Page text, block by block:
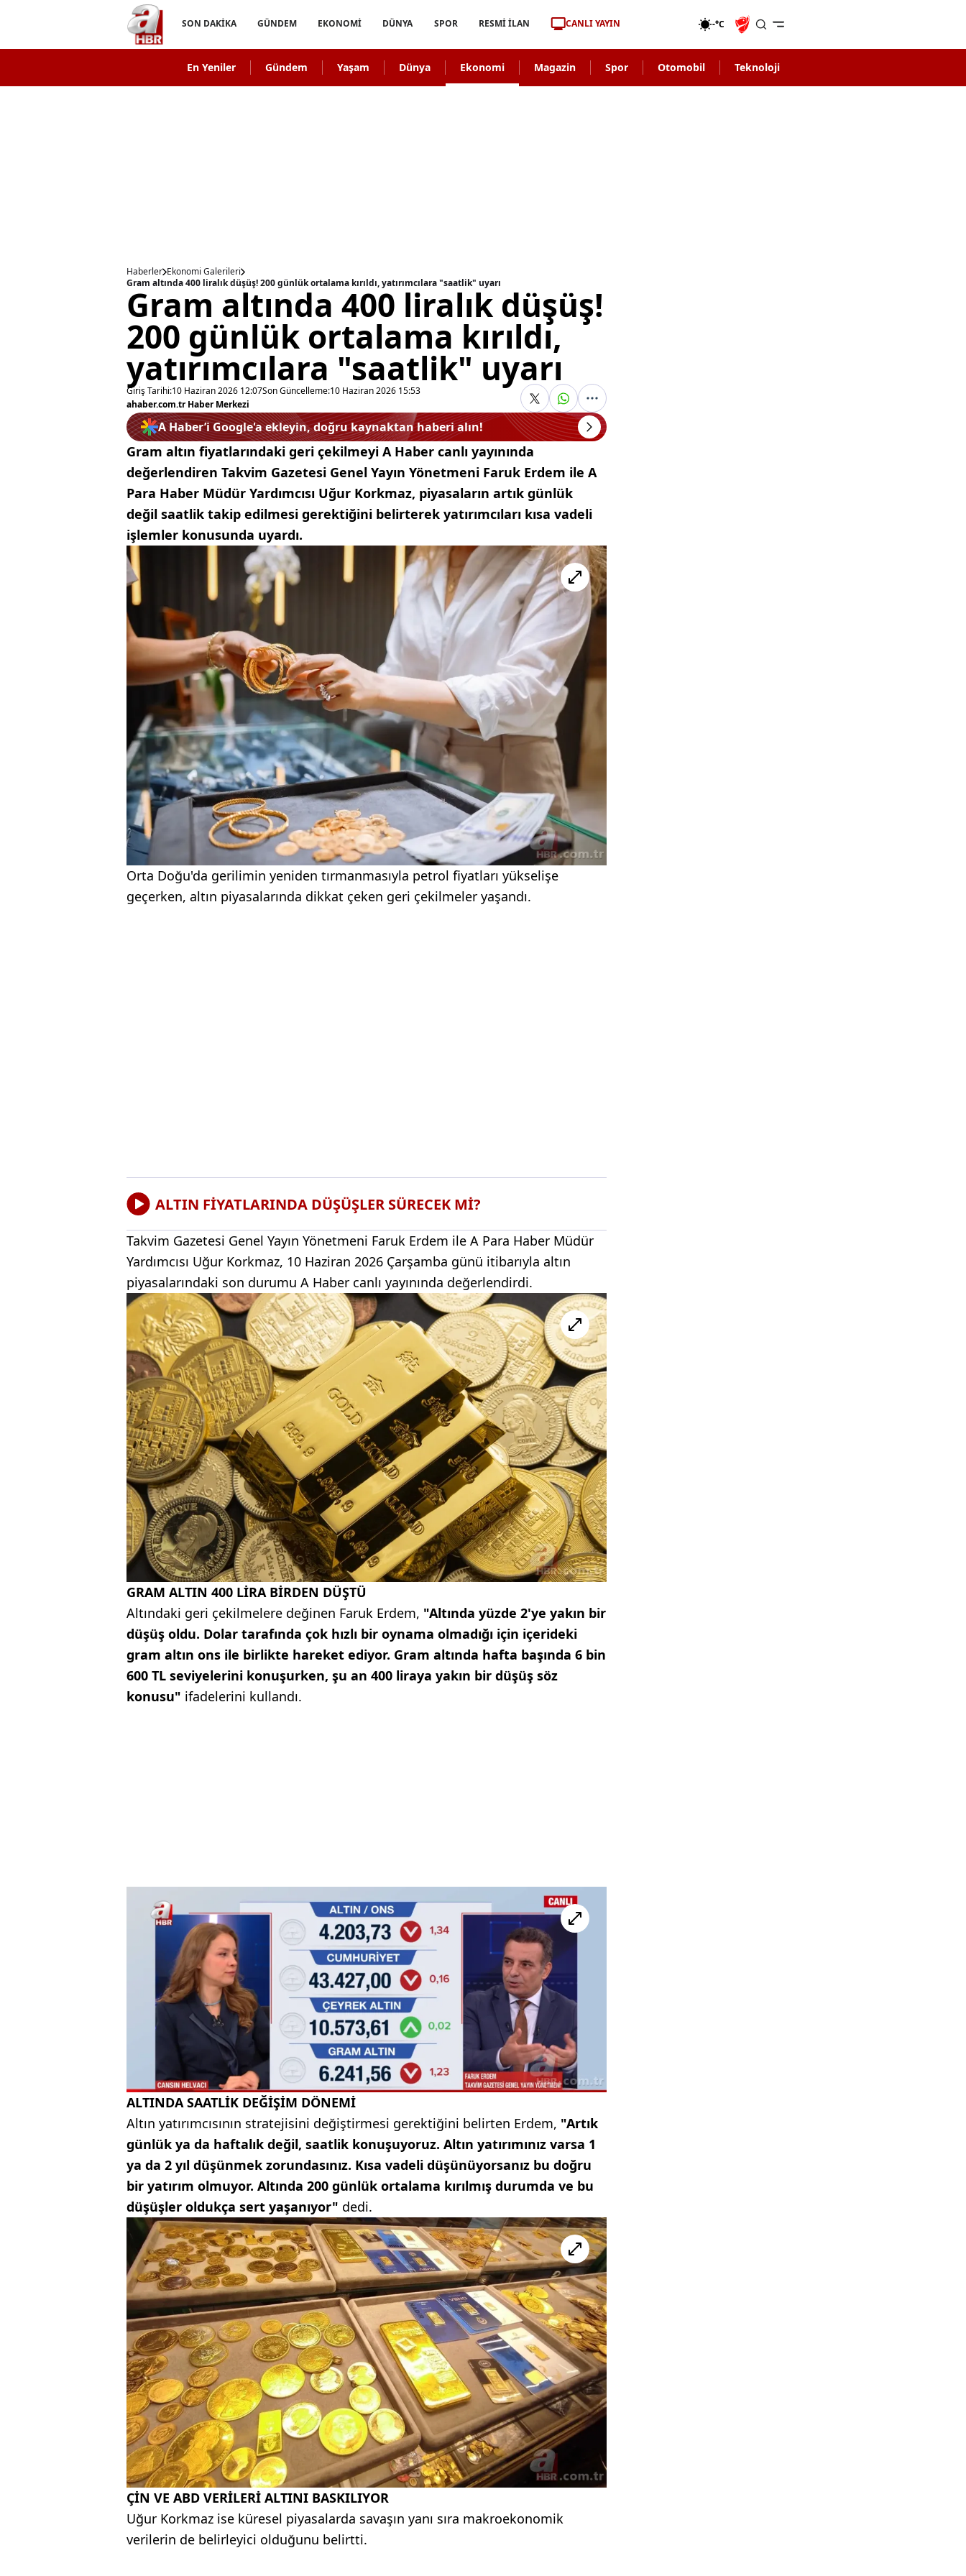
SON DAKİKA GÜNDEM EKONOMİ DÜNYA SPOR RESMİ İLAN CANLI YAYIN -°C
En Yeniler Gündem Yaşam Dünya Ekonomi Magazin Spor Otomobil Teknoloji
Haberler Ekonomi Galerileri
Gram altında 400 liralık düşüş! 200 günlük ortalama kırıldı, yatırımcılara "saatlik" uyarı
Gram altında 400 liralık düşüş!
200 günlük ortalama kırıldı,
yatırımcılara "saatlik" uyarı
Giriş Tarihi:10 Haziran 2026 12:07Son Güncelleme:10 Haziran 2026 15:53
ahaber.com.tr Haber Merkezi
A Haber’i Google'a ekleyin, doğru kaynaktan haberi alın!
Gram altın fiyatlarındaki geri çekilmeyi A Haber canlı yayınında
değerlendiren Takvim Gazetesi Genel Yayın Yönetmeni Faruk Erdem ile A
Para Haber Müdür Yardımcısı Uğur Korkmaz, piyasaların artık günlük
değil saatlik takip edilmesi gerektiğini belirterek yatırımcıları kısa vadeli
işlemler konusunda uyardı.
Orta Doğu'da gerilimin yeniden tırmanmasıyla petrol fiyatları yükselişe
geçerken, altın piyasalarında dikkat çeken geri çekilmeler yaşandı.
ALTIN FİYATLARINDA DÜŞÜŞLER SÜRECEK Mİ?
Takvim Gazetesi Genel Yayın Yönetmeni Faruk Erdem ile A Para Haber Müdür
Yardımcısı Uğur Korkmaz, 10 Haziran 2026 Çarşamba günü itibarıyla altın
piyasalarındaki son durumu A Haber canlı yayınında değerlendirdi.
GRAM ALTIN 400 LİRA BİRDEN DÜŞTÜ
Altındaki geri çekilmelere değinen Faruk Erdem, "Altında yüzde 2'ye yakın bir
düşüş oldu. Dolar tarafında çok hızlı bir oynama olmadığı için içerideki
gram altın ons ile birlikte hareket ediyor. Gram altında hafta başında 6 bin
600 TL seviyelerini konuşurken, şu an 400 liraya yakın bir düşüş söz
konusu" ifadelerini kullandı.
ALTINDA SAATLİK DEĞİŞİM DÖNEMİ
Altın yatırımcısının stratejisini değiştirmesi gerektiğini belirten Erdem, "Artık
günlük ya da haftalık değil, saatlik konuşuyoruz. Altın yatırımınız varsa 1
ya da 2 yıl düşünmek zorundasınız. Kısa vadeli düşünüyorsanız bu doğru
bir yatırım olmuyor. Altında 200 günlük ortalama kırılmış durumda ve bu
düşüşler oldukça sert yaşanıyor" dedi.
ÇİN VE ABD VERİLERİ ALTINI BASKILIYOR
Uğur Korkmaz ise küresel piyasalarda savaşın yanı sıra makroekonomik
verilerin de belirleyici olduğunu belirtti.